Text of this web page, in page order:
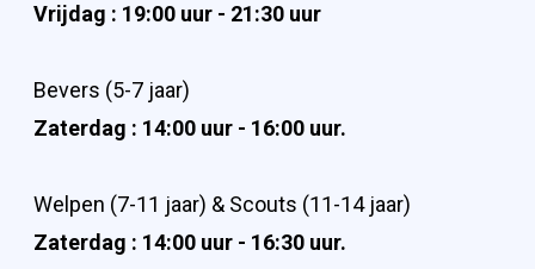
Vrijdag : 19:00 uur - 21:30 uur
Bevers (5-7 jaar)
Zaterdag : 14:00 uur - 16:00 uur.
Welpen (7-11 jaar) & Scouts (11-14 jaar)
Zaterdag : 14:00 uur - 16:30 uur.